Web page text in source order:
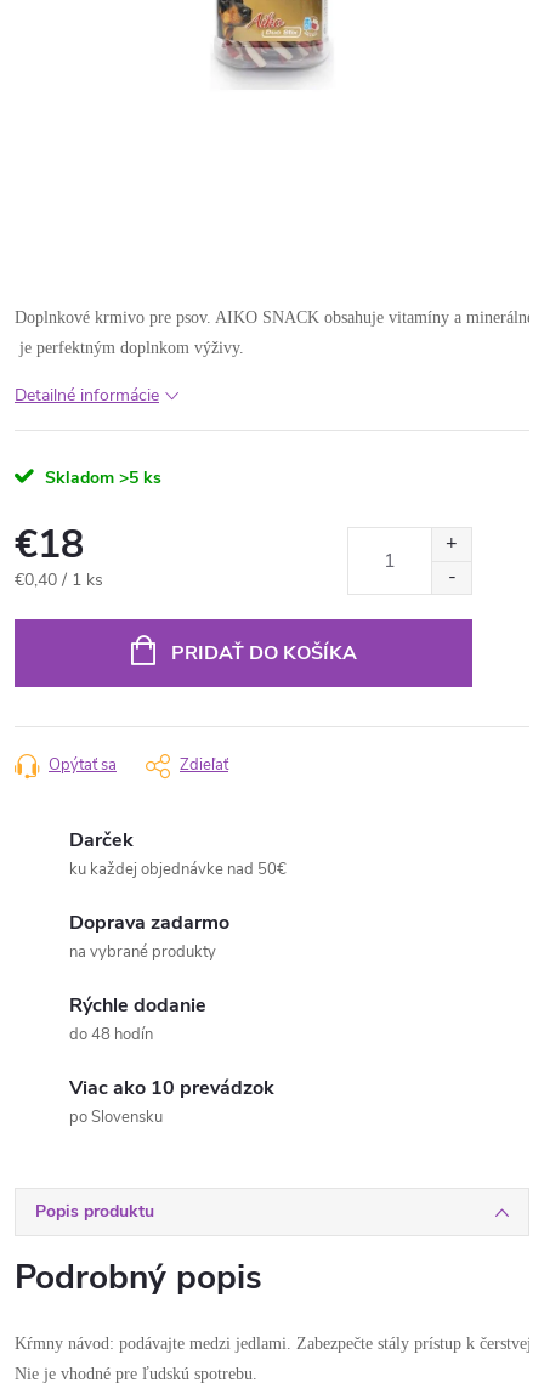
Doplnkové krmivo pre psov. AIKO SNACK obsahuje vitamíny a minerálne
je perfektným doplnkom výživy.
Detailné informácie
Skladom >5 ks
€18
Jednotková
€0,40 / 1 ks
PRIDAŤ DO KOŠÍKA
Opýtať sa Zdieľať
Darček
ku každej objednávke nad 50€
Doprava zadarmo
na vybrané produkty
Rýchle dodanie
do 48 hodín
Viac ako 10 prevádzok
po Slovensku
Popis produktu
Podrobný popis
Kŕmny návod: podávajte medzi jedlami. Zabezpečte stály prístup k čerstvej
Nie je vhodné pre ľudskú spotrebu.